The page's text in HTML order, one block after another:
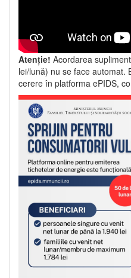
Atenție! Acordarea
lei/lună) nu se face automat.
cerere în platforma ePIDS,